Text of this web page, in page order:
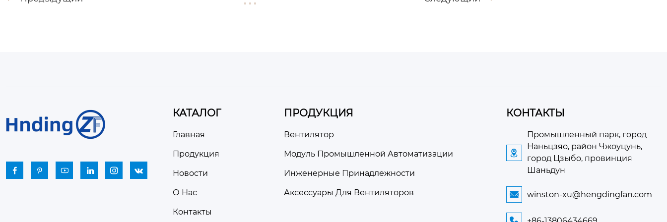
     
КАТАЛОГ
Главная
Продукция
Новости
О Нас
Контакты
ПРОДУКЦИЯ
Вентилятор
Модуль Промышленной Автоматизации
Инженерные Принадлежности
Аксессуары Для Вентиляторов
КОНТАКТЫ

Промышленный парк, город
Наньцзяо, район Чжоуцунь,
город Цзыбо, провинция
Шаньдун
 winston-xu@hengdingfan.com